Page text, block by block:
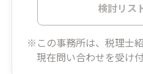
検討リス
※この事務所は、税理士
現在問い合わせを受け